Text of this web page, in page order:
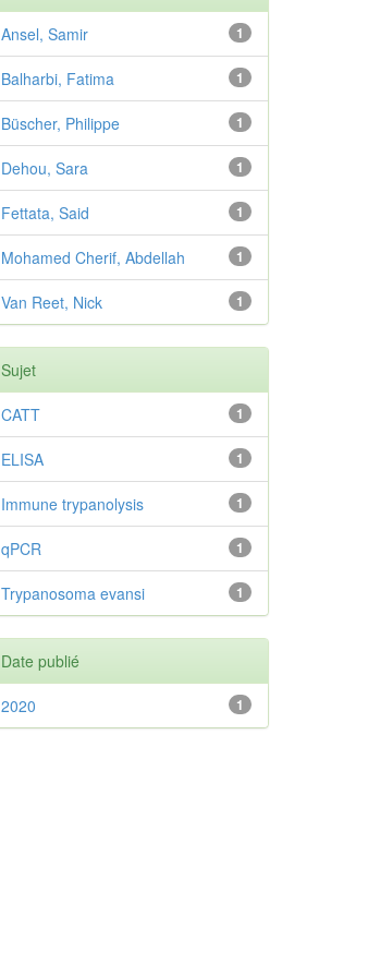
1
Ansel, Samir
1
Balharbi, Fatima
1
Büscher, Philippe
1
Dehou, Sara
1
Fettata, Said
1
Mohamed Cherif, Abdellah
1
Van Reet, Nick
Sujet
1
CATT
1
ELISA
1
Immune trypanolysis
1
qPCR
1
Trypanosoma evansi
Date publié
1
2020